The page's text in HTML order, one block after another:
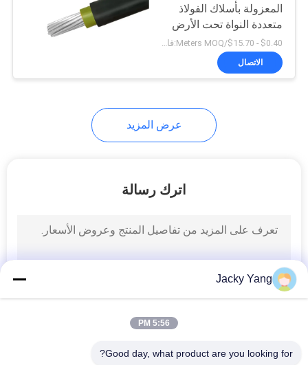
كابل صك مدرع
26
ارتفاع درجة الحرارة
الكابل
المعزولة بأسلاك الفولاذ
متعددة النواة تحت الأرض
$0.40 - $15.70/Meters MOQ:قابل للتفاوض
الاتصال
عرض المزيد
اترك رسالة
Jacky Yang
5:56 PM
Good day, what product are you looking for?